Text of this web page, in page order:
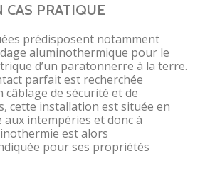
CAS PRATIQUE
prédisposent notamment
aluminothermique pour le
d’un paratonnerre à la terre.
parfait est recherchée
câblage de sécurité et de
cette installation est située en
intempéries et donc à
est alors
pour ses propriétés